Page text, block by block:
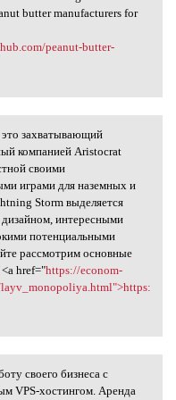
butter manufacturers for
peanut-butter-
— это
захватывающий
компанией Aristocrat
своими
играми для наземных и
Storm выделяется
интересными
потенциальными
рассмотрим основные
href="https://econom-
работу своего
своего бизнеса с
VPS-хостингом. Аренда